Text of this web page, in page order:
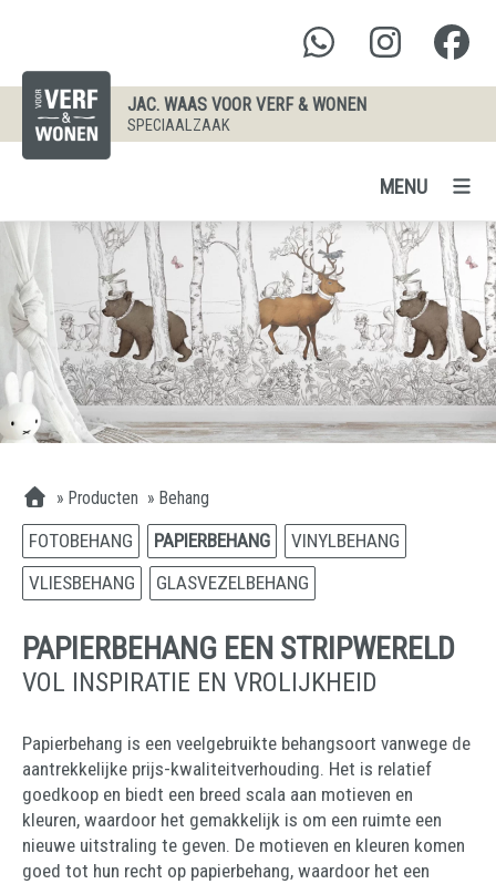
JAC. WAAS VOOR VERF & WONEN
SPECIAALZAAK
MENU
» Producten » Behang
FOTOBEHANG PAPIERBEHANG
VINYLBEHANG
VLIESBEHANG
GLASVEZELBEHANG
PAPIERBEHANG EEN STRIPWERELD
VOL INSPIRATIE EN VROLIJKHEID
Papierbehang is een veelgebruikte behangsoort vanwege de
aantrekkelijke prijs-kwaliteitverhouding. Het is relatief
goedkoop en biedt een breed scala aan motieven en
kleuren, waardoor het gemakkelijk is om een ruimte een
nieuwe uitstraling te geven. De motieven en kleuren komen
goed tot hun recht op papierbehang, waardoor het een